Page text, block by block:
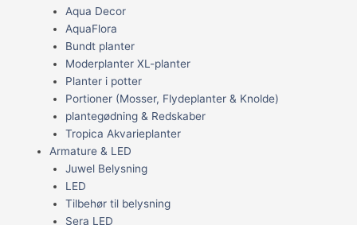
Aqua Decor
AquaFlora
Bundt planter
Moderplanter XL-planter
Planter i potter
Portioner (Mosser, Flydeplanter & Knolde)
plantegødning & Redskaber
Tropica Akvarieplanter
Armature & LED
Juwel Belysning
LED
Tilbehør til belysning
Sera LED